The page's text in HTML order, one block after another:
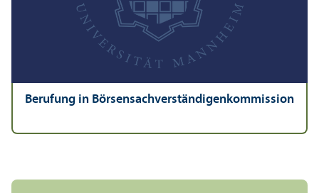
Berufung in Börsensachverständigen­kommission